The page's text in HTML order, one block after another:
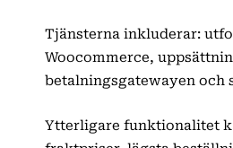
Tjänsterna inkluderar:
Woocommerce,
betalningsgatewayen och
Ytterligare funktionalitet